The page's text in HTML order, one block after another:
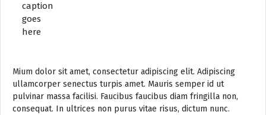
caption
goes
here
Mium dolor sit amet, consectetur adipiscing elit. Adipiscing
ullamcorper senectus turpis amet. Mauris semper id ut
pulvinar massa facilisi. Faucibus faucibus diam fringilla non,
consequat. In ultrices non purus vitae risus, dictum nunc.